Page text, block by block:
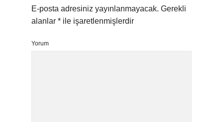
E-posta adresiniz yayınlanmayacak. Gerekli
alanlar * ile işaretlenmişlerdir
Yorum